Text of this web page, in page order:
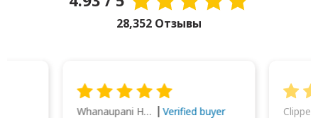
28,352 Отзывы
Whanaupani Henry Joseph Macown Verified buyer